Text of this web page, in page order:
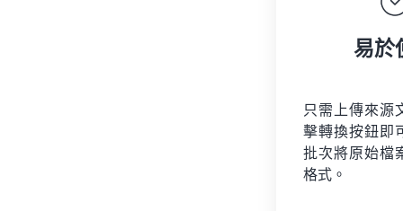
易於
只需上傳來源
擊轉換按鈕即
批次將原始檔
格式。